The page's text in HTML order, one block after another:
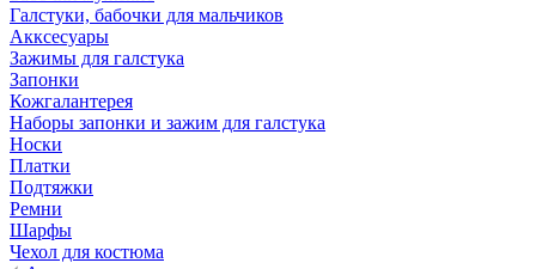
Галстуки, бабочки для мальчиков
Акксесуары
Зажимы для галстука
Запонки
Кожгалантерея
Наборы запонки и зажим для галстука
Носки
Платки
Подтяжки
Ремни
Шарфы
Чехол для костюма